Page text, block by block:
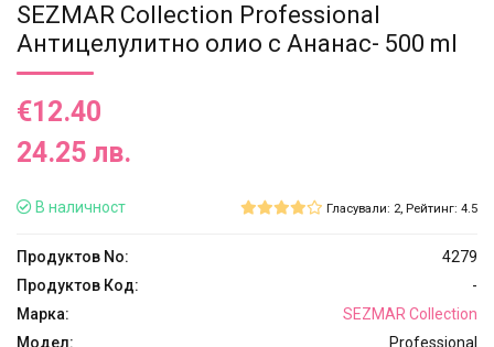
SEZMAR Collection Professional
Антицелулитно олио с Ананас- 500 ml
€12.40
24.25 лв.
В наличност Гласували: 2, Рейтинг: 4.5
Продуктов No:
4279
Продуктов Код:
-
Марка:
SEZMAR Collection
Модел:
Professional